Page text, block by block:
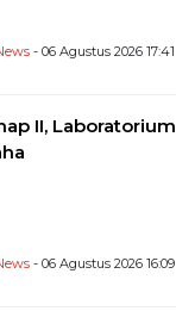
- 06 Agustus 2026 17:41
II, Laboratorium
- 06 Agustus 2026 16:09